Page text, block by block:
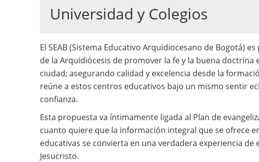
Universidad y Colegios
El SEAB (Sistema Educativo Arquidiocesano de Bogotá)
de la Arquidiócesis de promover la fe y la buena doctrina
ciudad; asegurando calidad y excelencia desde la
reúne a estos centros educativos bajo un mismo sentir
confianza.
Esta propuesta va íntimamente ligada al Plan de
cuanto quiere que la información integral que se ofrece
educativas se convierta en una verdadera experiencia
Jesucristo.